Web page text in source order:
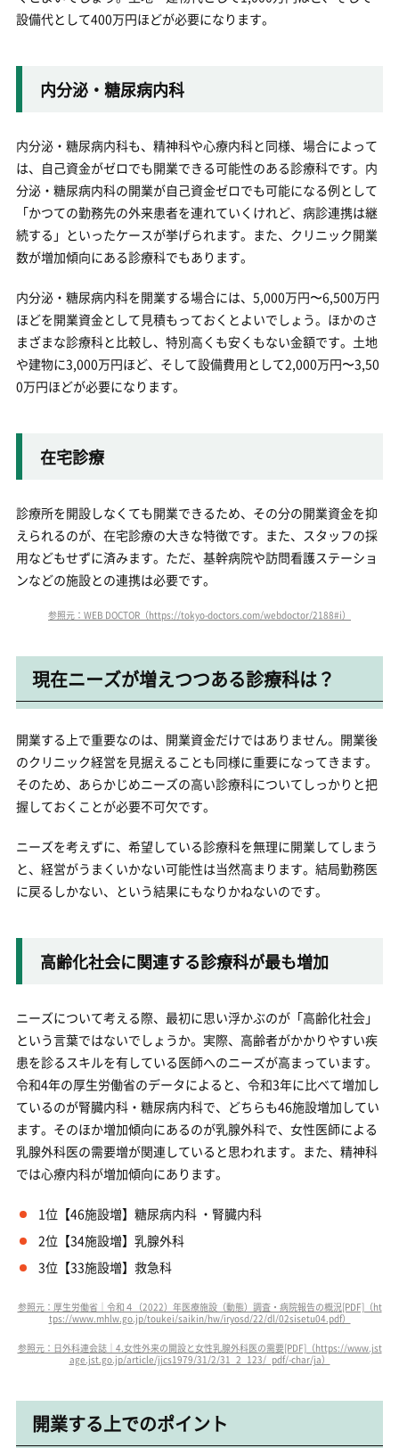
設備代として400万円ほどが必要になります。
内分泌・糖尿病内科
内分泌・糖尿病内科も、精神科や心療内科と同様、場合によって
は、自己資金がゼロでも開業できる可能性のある診療科です。内
分泌・糖尿病内科の開業が自己資金ゼロでも可能になる例として
「かつての勤務先の外来患者を連れていくけれど、病診連携は継
続する」といったケースが挙げられます。また、クリニック開業
数が増加傾向にある診療科でもあります。
内分泌・糖尿病内科を開業する場合には、5,000万円〜6,500万円
ほどを開業資金として見積もっておくとよいでしょう。ほかのさ
まざまな診療科と比較し、特別高くも安くもない金額です。土地
や建物に3,000万円ほど、そして設備費用として2,000万円〜3,50
0万円ほどが必要になります。
在宅診療
診療所を開設しなくても開業できるため、その分の開業資金を抑
えられるのが、在宅診療の大きな特徴です。また、スタッフの採
用などもせずに済みます。ただ、基幹病院や訪問看護ステーショ
ンなどの施設との連携は必要です。
参照元：WEB DOCTOR（https://tokyo-doctors.com/webdoctor/2188#i）
現在ニーズが増えつつある診療科は？
開業する上で重要なのは、開業資金だけではありません。開業後
のクリニック経営を見据えることも同様に重要になってきます。
そのため、あらかじめニーズの高い診療科についてしっかりと把
握しておくことが必要不可欠です。
ニーズを考えずに、希望している診療科を無理に開業してしまう
と、経営がうまくいかない可能性は当然高まります。結局勤務医
に戻るしかない、という結果にもなりかねないのです。
高齢化社会に関連する診療科が最も増加
ニーズについて考える際、最初に思い浮かぶのが「高齢化社会」
という言葉ではないでしょうか。実際、高齢者がかかりやすい疾
患を診るスキルを有している医師へのニーズが高まっています。
令和4年の厚生労働省のデータによると、令和3年に比べて増加し
ているのが腎臓内科・糖尿病内科で、どちらも46施設増加してい
ます。そのほか増加傾向にあるのが乳腺外科で、女性医師による
乳腺外科医の需要増が関連していると思われます。また、精神科
では心療内科が増加傾向にあります。
1位【46施設増】糖尿病内科 ・腎臓内科
2位【34施設増】乳腺外科
3位【33施設増】救急科
参照元：厚生労働省｜令和４（2022）年医療施設（動態）調査・病院報告の概況[PDF]（ht
tps://www.mhlw.go.jp/toukei/saikin/hw/iryosd/22/dl/02sisetu04.pdf）
参照元：日外科連会誌｜4.女性外来の開設と女性乳腺外科医の需要[PDF]（https://www.jst
age.jst.go.jp/article/jjcs1979/31/2/31_2_123/_pdf/-char/ja）
開業する上でのポイント